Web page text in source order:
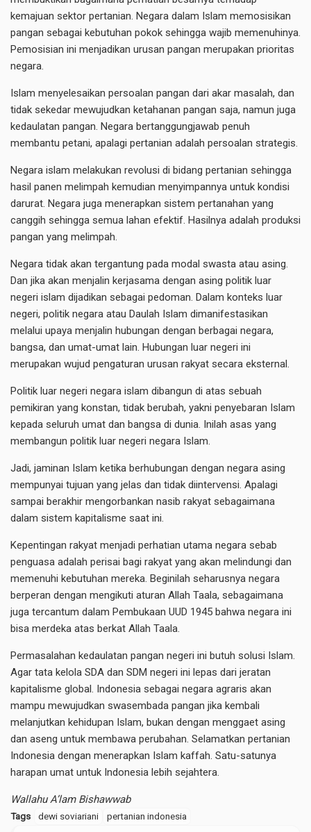
kemajuan sektor pertanian. Negara dalam Islam memosisikan
pangan sebagai kebutuhan pokok sehingga wajib memenuhinya.
Pemosisian ini menjadikan urusan pangan merupakan prioritas
negara.
Islam menyelesaikan persoalan pangan dari akar masalah, dan
tidak sekedar mewujudkan ketahanan pangan saja, namun juga
kedaulatan pangan. Negara bertanggungjawab penuh
membantu petani, apalagi pertanian adalah persoalan strategis.
Negara islam melakukan revolusi di bidang pertanian sehingga
hasil panen melimpah kemudian menyimpannya untuk kondisi
darurat. Negara juga menerapkan sistem pertanahan yang
canggih sehingga semua lahan efektif. Hasilnya adalah produksi
pangan yang melimpah.
Negara tidak akan tergantung pada modal swasta atau asing.
Dan jika akan menjalin kerjasama dengan asing politik luar
negeri islam dijadikan sebagai pedoman. Dalam konteks luar
negeri, politik negara atau Daulah Islam dimanifestasikan
melalui upaya menjalin hubungan dengan berbagai negara,
bangsa, dan umat-umat lain. Hubungan luar negeri ini
merupakan wujud pengaturan urusan rakyat secara eksternal.
Politik luar negeri negara islam dibangun di atas sebuah
pemikiran yang konstan, tidak berubah, yakni penyebaran Islam
kepada seluruh umat dan bangsa di dunia. Inilah asas yang
membangun politik luar negeri negara Islam.
Jadi, jaminan Islam ketika berhubungan dengan negara asing
mempunyai tujuan yang jelas dan tidak diintervensi. Apalagi
sampai berakhir mengorbankan nasib rakyat sebagaimana
dalam sistem kapitalisme saat ini.
Kepentingan rakyat menjadi perhatian utama negara sebab
penguasa adalah perisai bagi rakyat yang akan melindungi dan
memenuhi kebutuhan mereka. Beginilah seharusnya negara
berperan dengan mengikuti aturan Allah Taala, sebagaimana
juga tercantum dalam Pembukaan UUD 1945 bahwa negara ini
bisa merdeka atas berkat Allah Taala.
Permasalahan kedaulatan pangan negeri ini butuh solusi Islam.
Agar tata kelola SDA dan SDM negeri ini lepas dari jeratan
kapitalisme global. Indonesia sebagai negara agraris akan
mampu mewujudkan swasembada pangan jika kembali
melanjutkan kehidupan Islam, bukan dengan menggaet asing
dan aseng untuk membawa perubahan. Selamatkan pertanian
Indonesia dengan menerapkan Islam kaffah. Satu-satunya
harapan umat untuk Indonesia lebih sejahtera.
Wallahu A’lam Bishawwab
Tags dewi soviariani pertanian indonesia